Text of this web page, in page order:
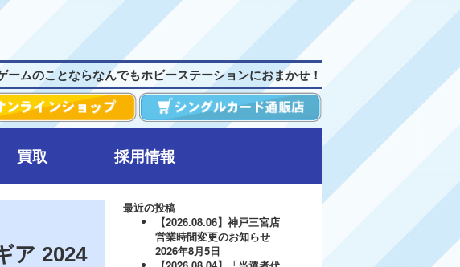
ームのことならなんでもホビーステーションにおまかせ！
買取 採用情報
ア 2024
最近の投稿
【2026.08.06】神戸三宮店
営業時間変更のお知らせ
2026年8月5日